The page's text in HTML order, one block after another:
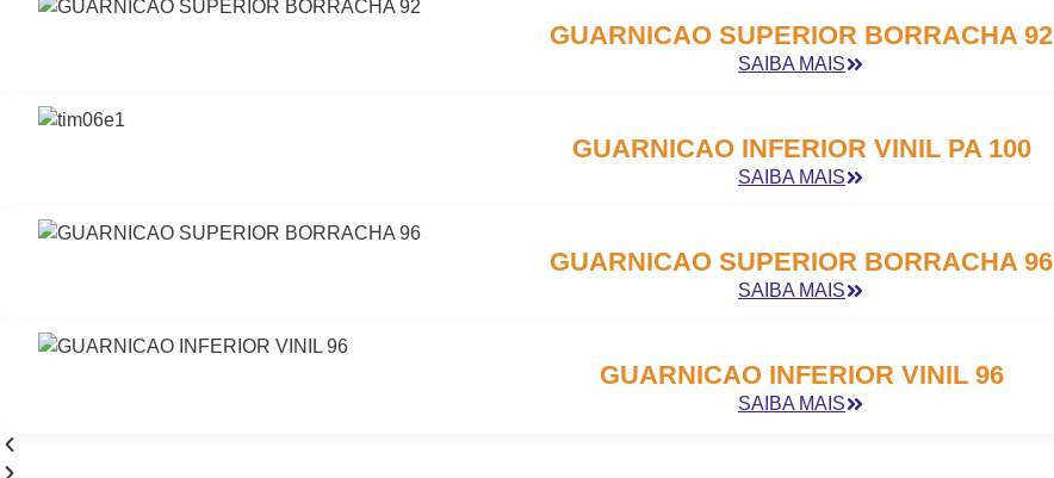
GUARNICAO SUPERIOR BORRACHA 92
SAIBA MAIS
GUARNICAO INFERIOR VINIL PA 100
SAIBA MAIS
GUARNICAO SUPERIOR BORRACHA 96
SAIBA MAIS
GUARNICAO INFERIOR VINIL 96
SAIBA MAIS